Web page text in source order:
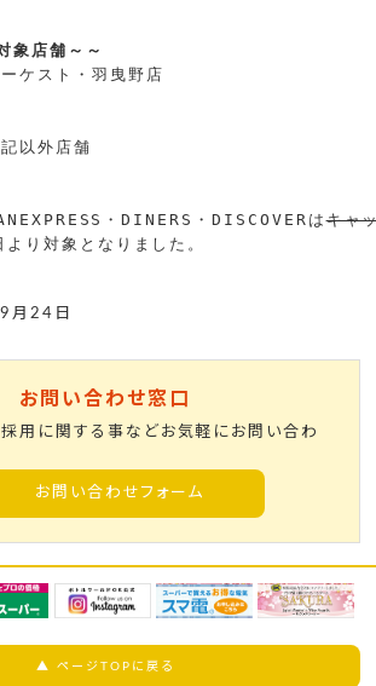
舗～～
スト・羽曳野店
以外店舗
・DINERS・DISCOVERはキャ
月24日
お問い合わせ窓口
採用に関する事などお気軽にお問い合わ
お問い合わせフォーム
▲ ページTOPに戻る